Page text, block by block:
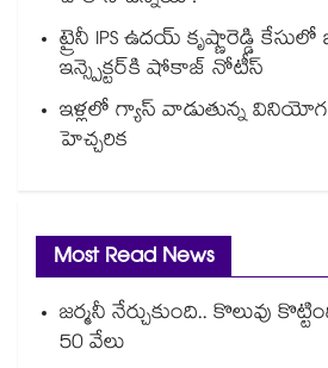
ట్రైనీ IPS ఉదయ్ కృష్ణారెడ్డి కేసులో
ఇన్స్పెక్టర్‎కి షోకాజ్ నోటీస్
ఇళ్లలో గ్యాస్ వాడుతున్న
హెచ్చరిక
Most Read News
జర్మనీ నేర్చుకుంది.. కొలువు
50 వేలు